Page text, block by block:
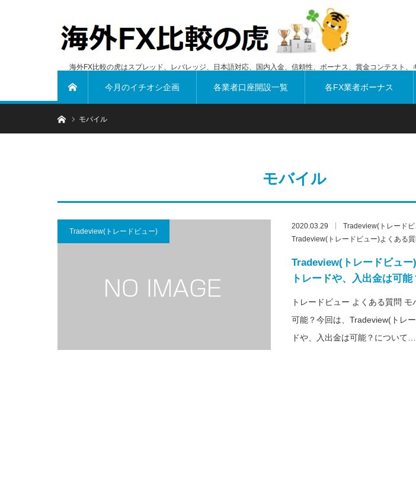
海外FX比較の虎はスプレッド、レバレッジ、日本語対応、国内入金、信頼性、ボーナス、賞金コンテスト
今月のイチオシ企画 各業者口座開設一覧 各FX業者ボーナス
ホームモバイル
モバイル
Tradeview(トレードビュー)
2020.03.29
Tradeview(トレード
Tradeview(トレードビュー)よくある
Tradeview(トレードビュ
トレードや、入出金は可能
トレードビュー よくある質問
可能？今回は、Tradeview(トレ
ドや、入出金は可能？について…